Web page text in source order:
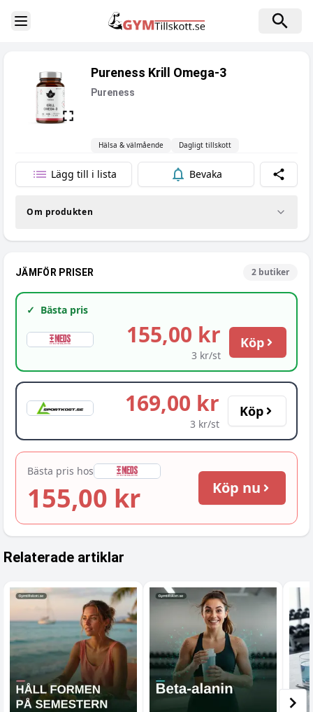
Toggle Sidebar
Pureness Krill Omega-3
Pureness
Hälsa & välmående Dagligt tillskott
Lägg till i lista Bevaka Dela
Om produkten
JÄMFÖR PRISER 2 butiker
✓ Bästa pris
155,00 kr
3 kr/st
Köp
169,00 kr
3 kr/st
Köp
Bästa pris hos
155,00 kr Köp nu
Relaterade artiklar